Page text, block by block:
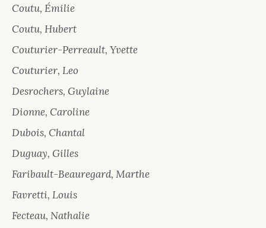
Coutu, Émilie
Coutu, Hubert
Couturier-Perreault, Yvette
Couturier, Leo
Desrochers, Guylaine
Dionne, Caroline
Dubois, Chantal
Duguay, Gilles
Faribault-Beauregard, Marthe
Favretti, Louis
Fecteau, Nathalie